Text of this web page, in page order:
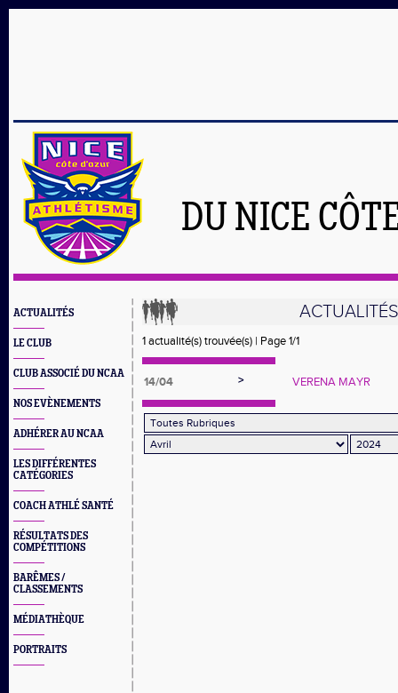
DU NICE
ACTUALITÉS
LE CLUB
CLUB ASSOCIÉ DU NCAA
NOS EVÈNEMENTS
ADHÉRER AU NCAA
LES DIFFÉRENTES
CATÉGORIES
COACH ATHLÉ SANTÉ
RÉSULTATS DES
COMPÉTITIONS
BARÊMES /
CLASSEMENTS
MÉDIATHÈQUE
PORTRAITS
ACTUALITÉS
1 actualité(s) trouvée(s) | Page 1/1
14/04 > VERENA MAYR